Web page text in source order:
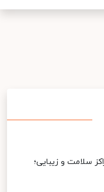
سلامت و زیبایی؛